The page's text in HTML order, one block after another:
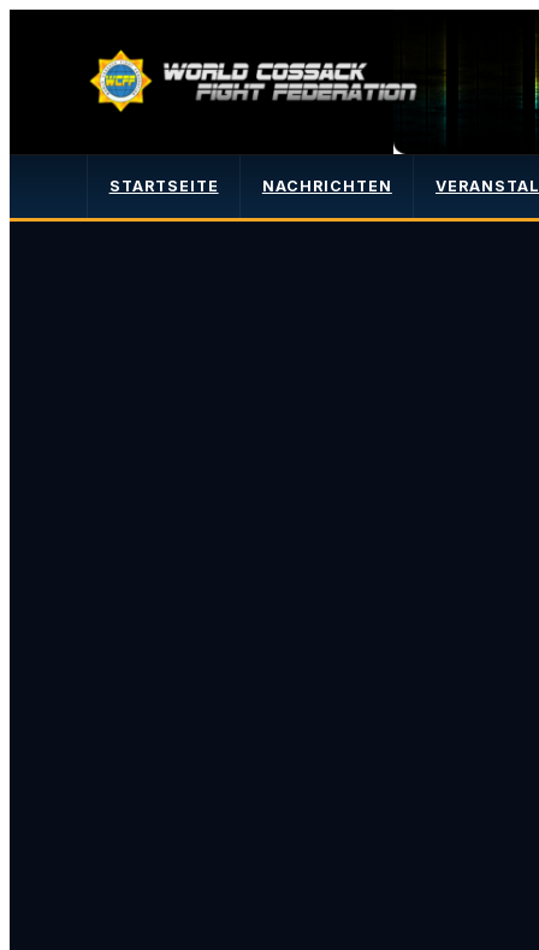
STARTSEITE NACHRICHTEN